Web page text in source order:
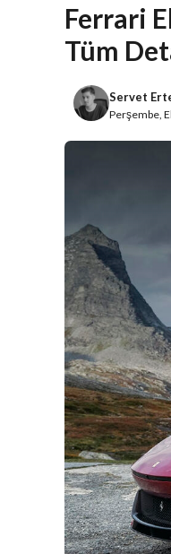
Ferrari
Tüm
Servet
Perşembe,